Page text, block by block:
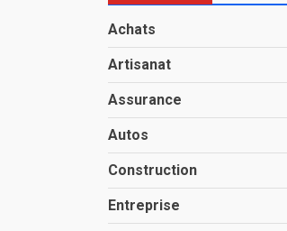
Achats
Artisanat
Assurance
Autos
Construction
Entreprise